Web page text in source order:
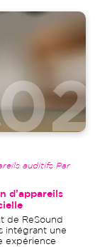
auditifs Par
d’appareils
de ReSound
intégrant une
expérience